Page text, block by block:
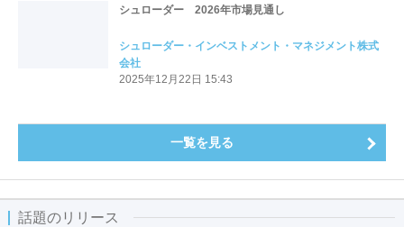
シュローダー 2026年市場見通し
シュローダー・インベストメント・マネジメント株式
会社
2025年12月22日 15:43
一覧を見る
話題のリリース